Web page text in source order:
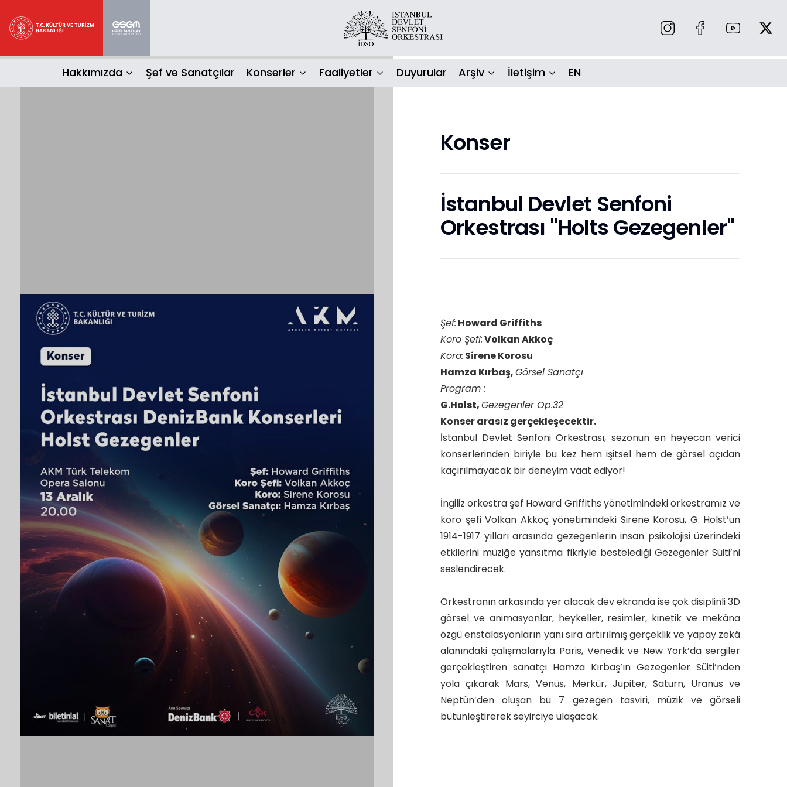
Hakkımızda Şef ve Sanatçılar Konserler Faaliyetler Duyurular Arşiv İletişim EN
Konser
İstanbul Devlet Senfoni
Orkestrası "Holts Gezegenler"
Şef: Howard Griffiths
Koro Şefi:Volkan Akkoç
Koro: Sirene Korosu
Hamza Kırbaş,Görsel Sanatçı
Program :
G.Holst,Gezegenler Op.32
Konser arasız gerçekleşecektir.
İstanbul Devlet Senfoni Orkestrası, sezonun en heyecan verici
konserlerinden biriyle bu kez hem işitsel hem de görsel açıdan
kaçırılmayacak bir deneyim vaat ediyor!
İngiliz orkestra şef Howard Griffiths yönetimindeki orkestramız ve
koro şefi Volkan Akkoç yönetimindeki Sirene Korosu, G. Holst’un
1914-1917 yılları arasında gezegenlerin insan psikolojisi üzerindeki
etkilerini müziğe yansıtma fikriyle bestelediği Gezegenler Süiti’ni
seslendirecek.
Orkestranın arkasında yer alacak dev ekranda ise çok disiplinli 3D
görsel ve animasyonlar, heykeller, resimler, kinetik ve mekâna
özgü enstalasyonların yanı sıra artırılmış gerçeklik ve yapay zekâ
alanındaki çalışmalarıyla Paris, Venedik ve New York’da sergiler
gerçekleştiren sanatçı Hamza Kırbaş’ın Gezegenler Süiti’nden
yola çıkarak Mars, Venüs, Merkür, Jupiter, Saturn, Uranüs ve
Neptün’den oluşan bu 7 gezegen tasviri, müzik ve görseli
bütünleştirerek seyirciye ulaşacak.